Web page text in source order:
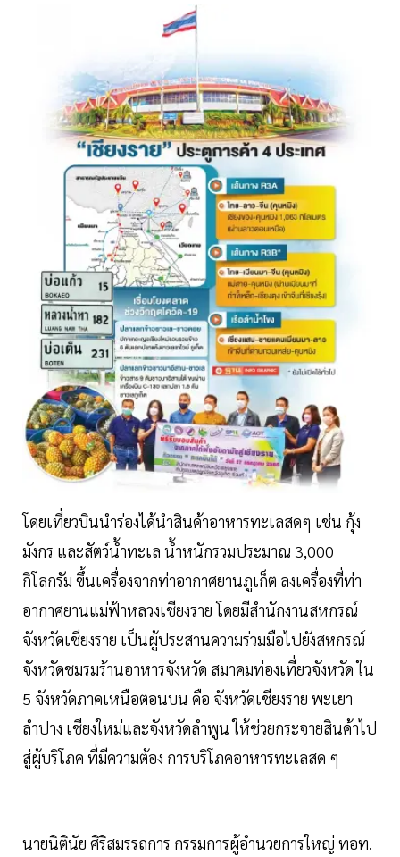
โดยเที่ยวบินนำร่องได้นำสินค้าอาหารทะเลสดๆ เช่น กุ้ง
มังกร และสัตว์นํ้าทะเล นํ้าหนักรวมประมาณ 3,000
กิโลกรัม ขึ้นเครื่องจากท่าอากาศยานภูเก็ต ลงเครื่องที่ท่า
อากาศยานแม่ฟ้าหลวงเชียงราย โดยมีสำนักงานสหกรณ์
จังหวัดเชียงราย เป็นผู้ประสานความร่วมมือไปยังสหกรณ์
จังหวัดชมรมร้านอาหารจังหวัด สมาคมท่องเที่ยวจังหวัด ใน
5 จังหวัดภาคเหนือตอนบน คือ จังหวัดเชียงราย พะเยา
ลำปาง เชียงใหม่และจังหวัดลำพูน ให้ช่วยกระจายสินค้าไป
สู่ผู้บริโภค ที่มีความต้อง การบริโภคอาหารทะเลสด ๆ
นายนิตินัย ศิริสมรรถการ กรรมการผู้อำนวยการใหญ่ ทอท.